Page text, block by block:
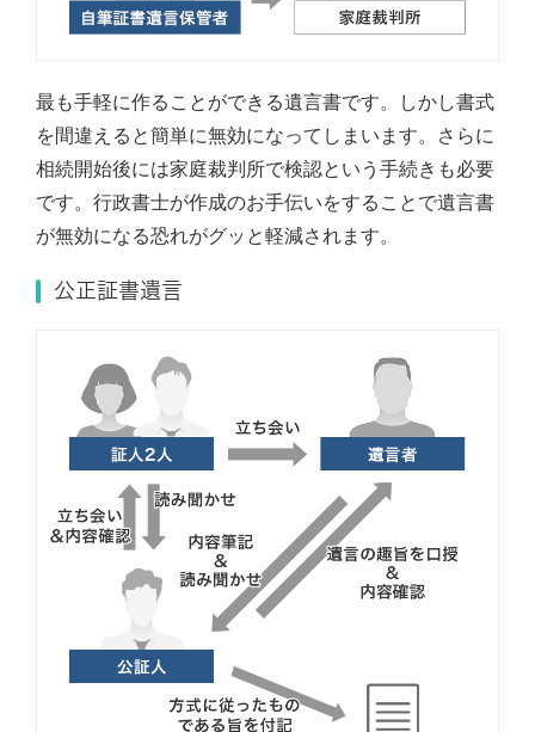
最も手軽に作ることができる遺言書です。しかし書式
を間違えると簡単に無効になってしまいます。さらに
相続開始後には家庭裁判所で検認という手続きも必要
です。行政書士が作成のお手伝いをすることで遺言書
が無効になる恐れがグッと軽減されます。
公正証書遺言